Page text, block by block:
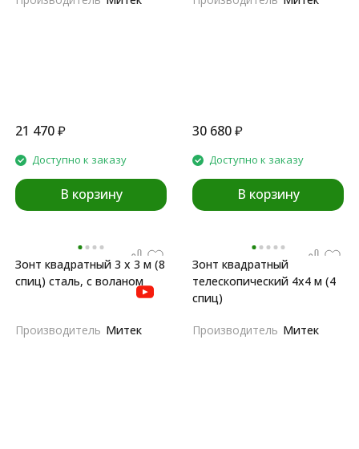
21 470₽
Доступно к заказу
В корзину
30 680₽
Доступно к заказу
В корзину
Зонт квадратный 3 х 3 м (8
спиц) сталь, с воланом
Производитель Митек
Зонт квадратный
телескопический 4х4 м (4
спиц)
Производитель Митек